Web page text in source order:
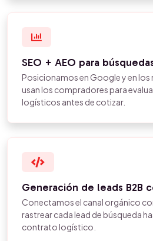
SEO + AEO para
Posicionamos en Google y en los
usan los compradores para
logísticos antes de cotizar.
Generación de leads B2B
Conectamos el canal orgánico
rastrear cada lead de búsqueda
contrato logístico.